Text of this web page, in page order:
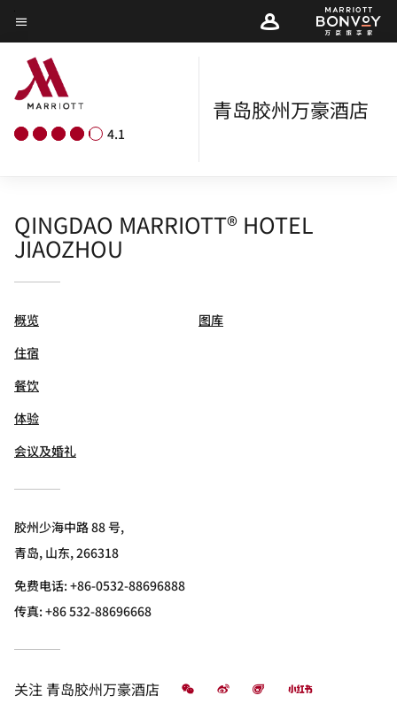
Skip
to
main
content
菜单文本
4.1
青岛胶州万豪酒店
QINGDAO MARRIOTT® HOTEL
JIAOZHOU
概览
住宿
餐饮
体验
会议及婚礼
图库
胶州少海中路 88 号,
青岛, 山东, 266318
免费电话:+86-0532-88696888
传真:+86 532-88696668
关注 青岛胶州万豪酒店 微信 微博 飞猪 小红书